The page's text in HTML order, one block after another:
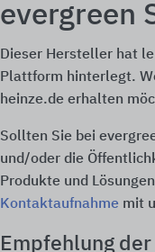
evergreen
Dieser Hersteller hat
Plattform hinterlegt.
heinze.de erhalten
Sollten Sie bei
und/oder die
Produkte und
Kontaktaufnahme mit
Empfehlung